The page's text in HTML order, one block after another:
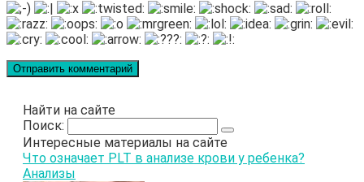
Найти на сайте
Поиск:
Интересные материалы на сайте
Что означает PLT в анализе крови у ребенка?
Анализы